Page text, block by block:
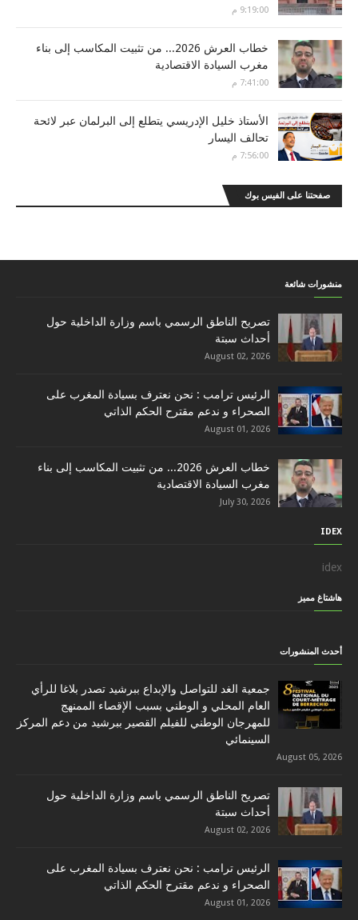
9:19:00 م
خطاب العرش 2026... من تثبيت المكاسب إلى بناء
مغرب السيادة الاقتصادية
7:41:00 م
الأستاذ خليل الإدريسي يتطلع إلى البرلمان عبر لائحة
تحالف اليسار
7:56:00 م
صفحتنا على الفيس بوك
منشورات شائعة
تصريح الناطق الرسمي باسم وزارة الداخلية حول
أحداث سبتة
August 02, 2026
الرئيس ترامب : نحن نعترف بسيادة المغرب على
الصحراء و ندعم مقترح الحكم الذاتي
August 01, 2026
خطاب العرش 2026... من تثبيت المكاسب إلى بناء
مغرب السيادة الاقتصادية
July 30, 2026
IDEX
idex
هاشتاغ مميز
أحدث المنشورات
جمعية الغد للتواصل والإبداع ببرشيد تصدر بلاغا للرأي
العام المحلي و الوطني بسبب الإقصاء الممنهج
للمهرجان الوطني للفيلم القصير ببرشيد من دعم المركز
السينمائي
August 05, 2026
تصريح الناطق الرسمي باسم وزارة الداخلية حول
أحداث سبتة
August 02, 2026
الرئيس ترامب : نحن نعترف بسيادة المغرب على
الصحراء و ندعم مقترح الحكم الذاتي
August 01, 2026